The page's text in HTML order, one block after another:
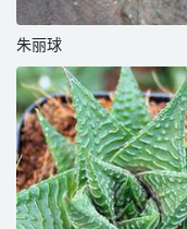
朱丽球